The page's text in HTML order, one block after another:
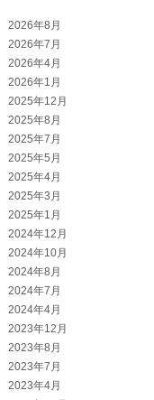
2026年8月
2026年7月
2026年4月
2026年1月
2025年12月
2025年8月
2025年7月
2025年5月
2025年4月
2025年3月
2025年1月
2024年12月
2024年10月
2024年8月
2024年7月
2024年4月
2023年12月
2023年8月
2023年7月
2023年4月